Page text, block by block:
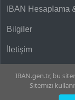
IBAN Hesaplama
Bilgiler
İletişim
IBAN.gen.tr, bu
Sitemizi